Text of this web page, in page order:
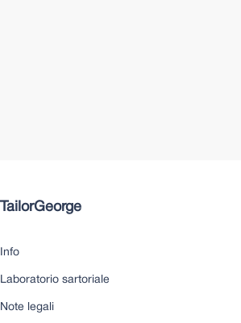
TailorGeorge
Info
Laboratorio sartoriale
Note legali